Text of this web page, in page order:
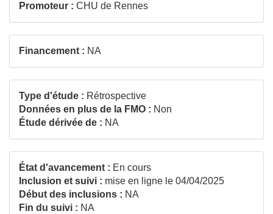
Promoteur : CHU de Rennes
Financement : NA
Type d'étude : Rétrospective
Données en plus de la FMO : Non
Étude dérivée de : NA
État d'avancement : En cours
Inclusion et suivi : mise en ligne le 04/04/2025
Début des inclusions : NA
Fin du suivi : NA